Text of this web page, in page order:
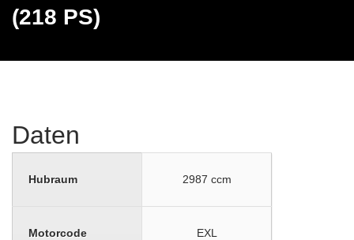
(218 PS)
Daten
Hubraum 2987 ccm
Motorcode EXL